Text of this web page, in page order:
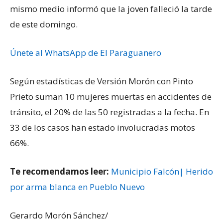
mismo medio informó que la joven falleció la tarde
de este domingo.
Únete al WhatsApp de El Paraguanero
Según estadísticas de Versión Morón con Pinto
Prieto suman 10 mujeres muertas en accidentes de
tránsito, el 20% de las 50 registradas a la fecha. En
33 de los casos han estado involucradas motos
66%.
Te recomendamos leer: Municipio Falcón| Herido
por arma blanca en Pueblo Nuevo
Gerardo Morón Sánchez/